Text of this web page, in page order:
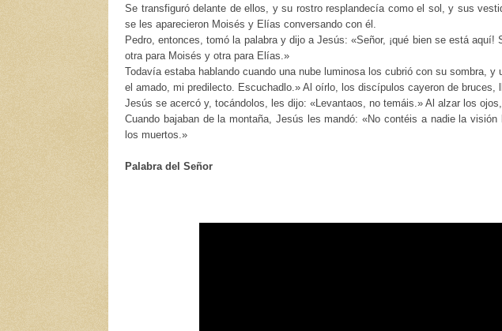
Se transfiguró delante de ellos, y su rostro resplandecía como el sol, y sus
se les aparecieron Moisés y Elías conversando con él.
Pedro, entonces, tomó la palabra y dijo a Jesús: «Señor, ¡qué bien se está
otra para Moisés y otra para Elías.»
Todavía estaba hablando cuando una nube luminosa los cubrió con su sombra,
el amado, mi predilecto. Escuchadlo.» Al oírlo, los discípulos cayeron de bruces,
Jesús se acercó y, tocándolos, les dijo: «Levantaos, no temáis.» Al alzar los
Cuando bajaban de la montaña, Jesús les mandó: «No contéis a nadie la
los muertos.»
Palabra del Señor